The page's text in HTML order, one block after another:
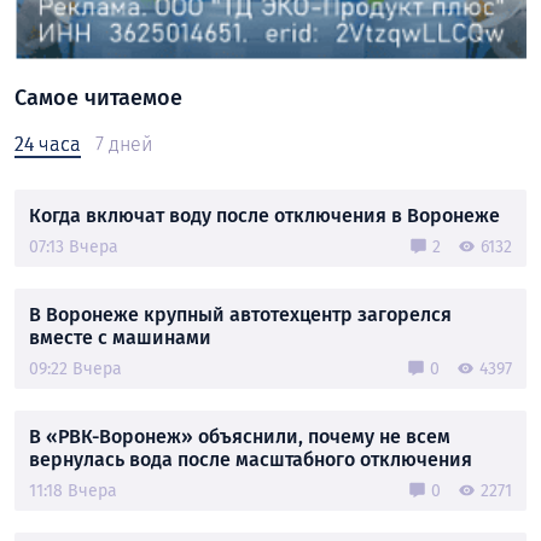
Самое читаемое
24 часа 7 дней
Когда включат воду после отключения в Воронеже
07:13 Вчера 2 6132
В Воронеже крупный автотехцентр загорелся
вместе с машинами
09:22 Вчера 0 4397
В «РВК-Воронеж» объяснили, почему не всем
вернулась вода после масштабного отключения
11:18 Вчера 0 2271